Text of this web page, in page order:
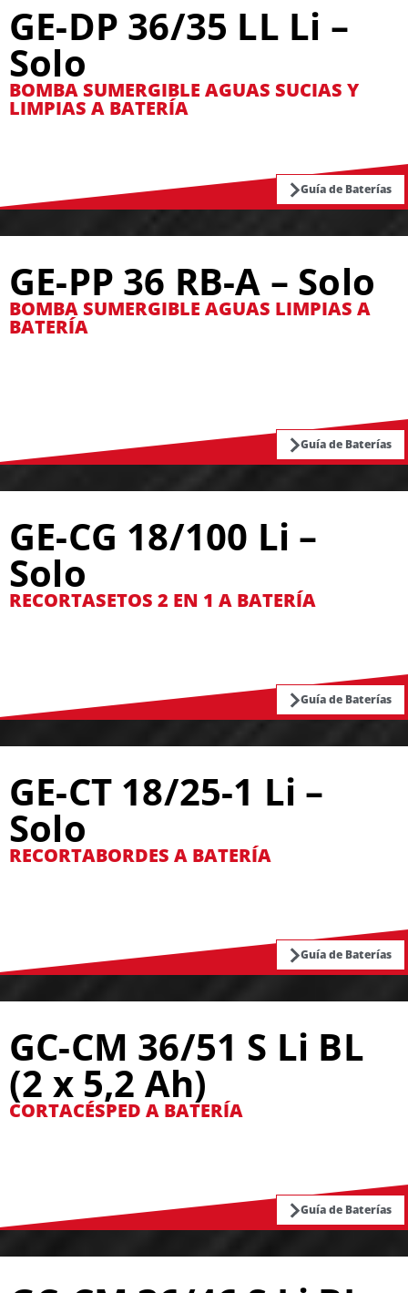
GE-DP 36/35 LL Li –
Solo
BOMBA SUMERGIBLE AGUAS SUCIAS Y
LIMPIAS A BATERÍA
Guía de Baterías
GE-PP 36 RB-A – Solo
BOMBA SUMERGIBLE AGUAS LIMPIAS A
BATERÍA
Guía de Baterías
GE-CG 18/100 Li –
Solo
RECORTASETOS 2 EN 1 A BATERÍA
Guía de Baterías
GE-CT 18/25-1 Li –
Solo
RECORTABORDES A BATERÍA
Guía de Baterías
GC-CM 36/51 S Li BL
(2 x 5,2 Ah)
CORTACÉSPED A BATERÍA
Guía de Baterías